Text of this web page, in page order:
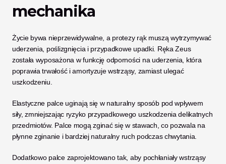
mechanika
Życie bywa nieprzewidywalne, a protezy rąk muszą wytrzymywać
uderzenia, poślizgnięcia i przypadkowe upadki. Ręka Zeus
została wyposażona w funkcję odporności na uderzenia, która
poprawia trwałość i amortyzuje wstrząsy, zamiast ulegać
uszkodzeniu.
Elastyczne palce uginają się w naturalny sposób pod wpływem
siły, zmniejszając ryzyko przypadkowego uszkodzenia delikatnych
przedmiotów. Palce mogą zginać się w stawach, co pozwala na
płynne zginanie i bardziej naturalny ruch podczas chwytania.
Dodatkowo palce zaprojektowano tak, aby pochłaniały wstrząsy